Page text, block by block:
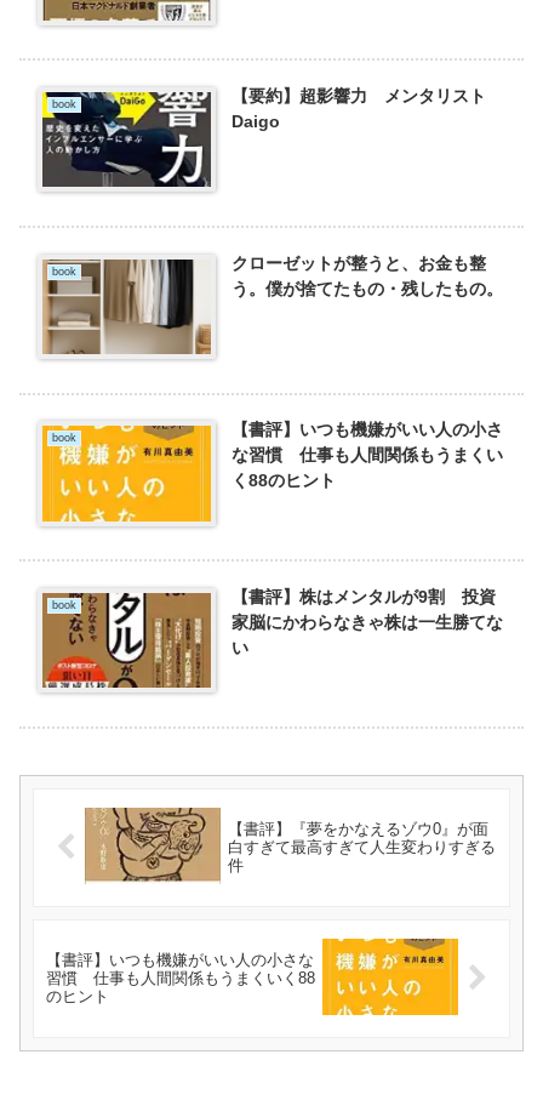
book
【要約】超影響力 メンタリスト
Daigo
book
クローゼットが整うと、お金も整
う。僕が捨てたもの・残したもの。
book
【書評】いつも機嫌がいい人の小さ
な習慣 仕事も人間関係もうまくい
く88のヒント
book
【書評】株はメンタルが9割 投資
家脳にかわらなきゃ株は一生勝てな
い
【書評】『夢をかなえるゾウ0』が面
白すぎて最高すぎて人生変わりすぎる
件
【書評】いつも機嫌がいい人の小さな
習慣 仕事も人間関係もうまくいく88
のヒント